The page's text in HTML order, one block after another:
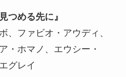
つめる先に』
、ファビオ・アウディ、
・ホマノ、エウシー・
グレイ